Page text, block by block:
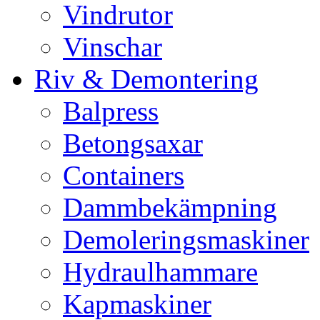
Vindrutor
Vinschar
Riv & Demontering
Balpress
Betongsaxar
Containers
Dammbekämpning
Demoleringsmaskiner
Hydraulhammare
Kapmaskiner